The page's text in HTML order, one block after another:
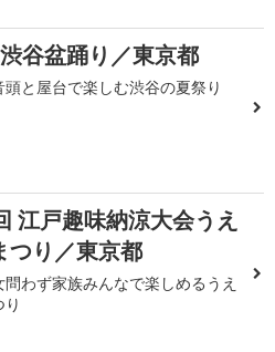
谷盆踊り／東京都
頭と屋台で楽しむ渋谷の夏祭り
江戸趣味納涼大会うえ
つり／東京都
問わず家族みんなで楽しめるうえ